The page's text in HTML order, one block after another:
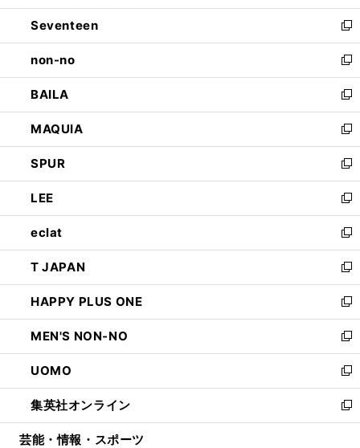
開
く
ウ
で
開
く
ン
ド
ウ
で
開
く
Seventeen
新
し
い
ウ
ィ
ン
ド
ウ
で
開
く
non-no
新
し
い
ウ
ィ
ン
ド
ウ
で
開
く
BAILA
新
し
い
ウ
ィ
ン
ド
ウ
で
開
く
MAQUIA
新
し
い
ウ
ィ
ン
ド
ウ
で
開
く
SPUR
新
し
い
ウ
ィ
ン
ド
ウ
で
開
く
LEE
新
し
い
ウ
ィ
ン
ド
ウ
で
開
く
eclat
新
し
い
ウ
ィ
ン
ド
ウ
で
開
く
T JAPAN
新
し
い
ウ
ィ
ン
ド
ウ
で
開
HAPPY PLUS ONE
新
し
い
ウ
ィ
ン
ド
ウ
MEN'S NON-NO
新
し
い
ウ
ィ
ン
UOMO
新
し
い
ウ
集英社オンライン
新
し
芸能・情報・スポーツ